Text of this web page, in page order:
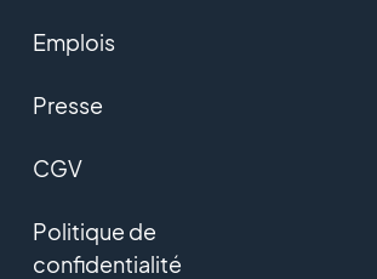
Emplois
Presse
CGV
Politique de
confidentialité